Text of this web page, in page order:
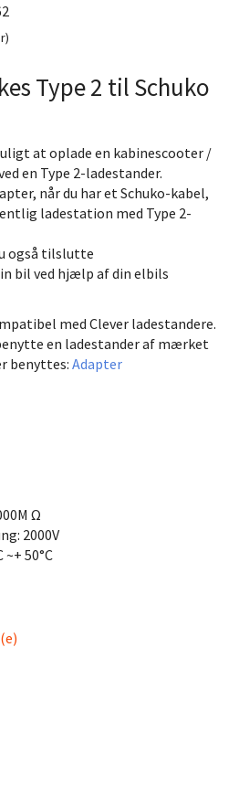
Type 2 til Schuko
at oplade en kabinescooter /
en Type 2-ladestander.
når du har et Schuko-kabel,
ladestation med Type 2-
også tilslutte
bil ved hjælp af din elbils
med Clever ladestandere.
en ladestander af mærket
benyttes: Adapter
Ω
2000V
50°C